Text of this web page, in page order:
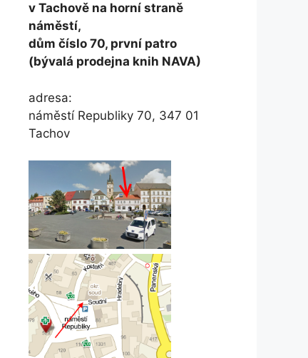
v Tachově na horní straně
náměstí,
dům číslo 70, první patro
(bývalá prodejna knih NAVA)
adresa:
náměstí Republiky 70, 347 01
Tachov